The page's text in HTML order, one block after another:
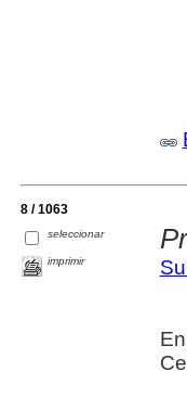
8 / 1063
seleccionar
imprimir